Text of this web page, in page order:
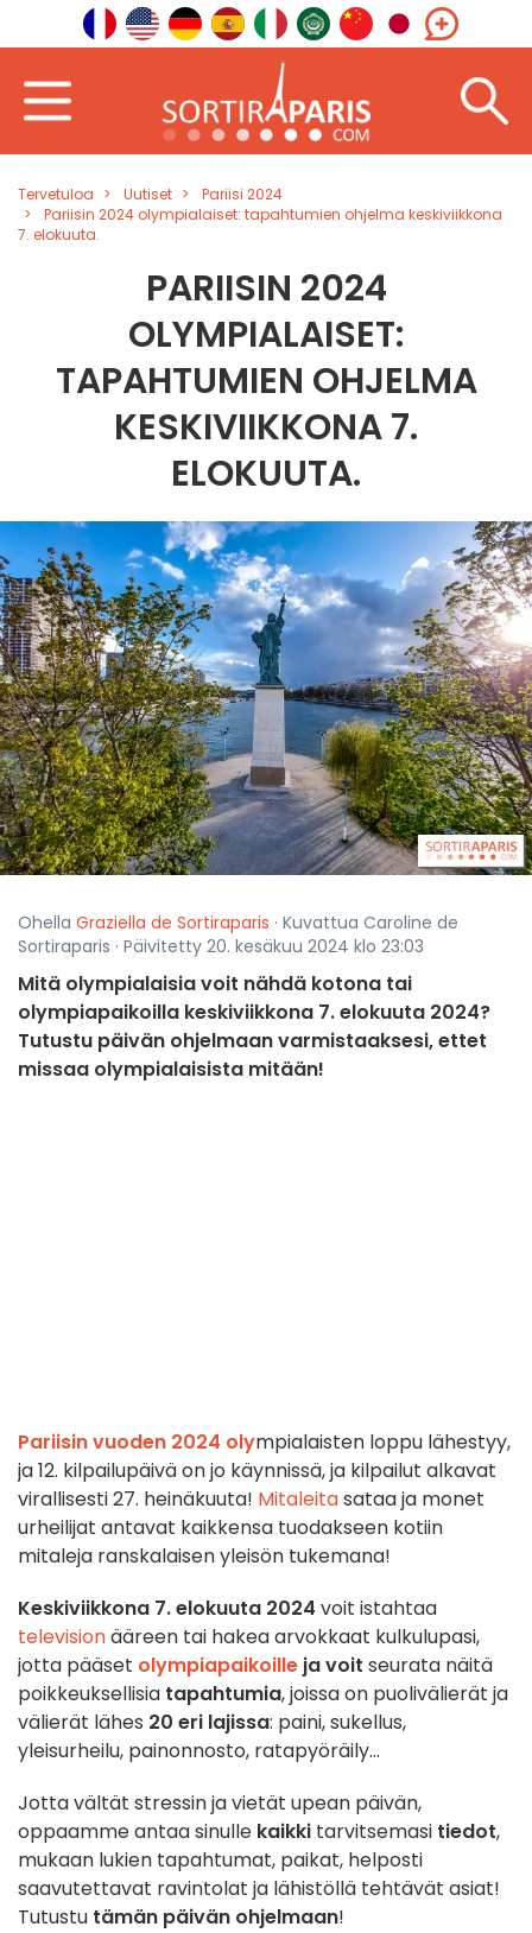
Tervetuloa Uutiset
Pariisi 2024
Pariisin 2024 olympialaiset: tapahtumien ohjelma keskiviikkona
7. elokuuta.
PARIISIN 2024
OLYMPIALAISET:
TAPAHTUMIEN OHJELMA
KESKIVIIKKONA 7.
ELOKUUTA.
Ohella Graziella de Sortiraparis · Kuvattua Caroline de
Sortiraparis · Päivitetty 20. kesäkuu 2024 klo 23:03
Mitä olympialaisia voit nähdä kotona tai
olympiapaikoilla keskiviikkona 7. elokuuta 2024?
Tutustu päivän ohjelmaan varmistaaksesi, ettet
missaa olympialaisista mitään!
Pariisin vuoden 2024 olympialaisten loppu lähestyy,
ja 12. kilpailupäivä on jo käynnissä, ja kilpailut alkavat
virallisesti 27. heinäkuuta! Mitaleitasataa ja monet
urheilijat antavat kaikkensa tuodakseen kotiin
mitaleja ranskalaisen yleisön tukemana!
Keskiviikkona 7. elokuuta 2024 voit istahtaa
televisionääreen tai hakea arvokkaat kulkulupasi,
jotta pääset olympiapaikoille ja voit seurata näitä
poikkeuksellisia tapahtumia, joissa on puolivälierät ja
välierät lähes 20 eri lajissa: paini, sukellus,
yleisurheilu, painonnosto, ratapyöräily...
Jotta vältät stressin ja vietät upean päivän,
oppaamme antaa sinulle kaikki tarvitsemasi tiedot,
mukaan lukien tapahtumat, paikat, helposti
saavutettavat ravintolat ja lähistöllä tehtävät asiat!
Tutustu tämän päivän ohjelmaan!